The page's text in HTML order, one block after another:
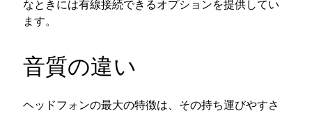
なときには有線接続できるオプションを提供してい
ます。
音質の違い
ヘッドフォンの最大の特徴は、その持ち運びやすさ